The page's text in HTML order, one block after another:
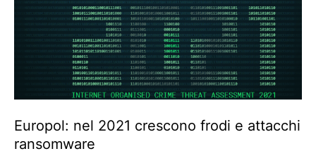
Europol: nel 2021 crescono frodi e attacchi
ransomware